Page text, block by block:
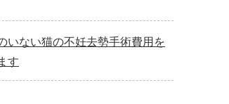
いない猫の不妊去勢手術費用を
す